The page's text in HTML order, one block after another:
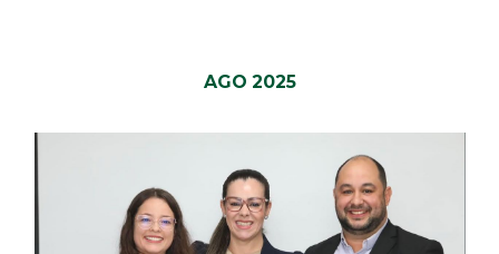
AGO 2025